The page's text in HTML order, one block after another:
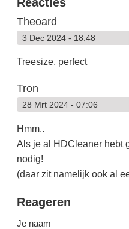
Theoard
3 Dec 2024 - 18:48
Treesize, perfect
Tron
28 Mrt 2024 - 07:06
Hmm..
Als je al HDCleaner hebt
nodig!
(daar zit namelijk ook al
Reageren
Je naam